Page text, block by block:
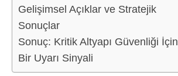
Gelişimsel Açıklar ve Stratejik
Sonuçlar
Sonuç: Kritik Altyapı Güvenliği İçin
Bir Uyarı Sinyali